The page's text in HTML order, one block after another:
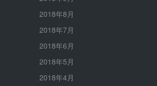
2018年8月
2018年7月
2018年6月
2018年5月
2018年4月